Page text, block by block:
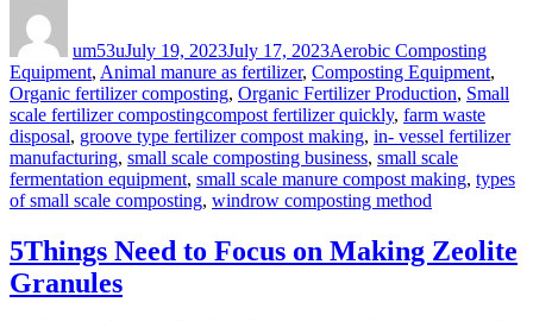
um53uJuly 19, 2023July 17, 2023Aerobic Composting
Equipment, Animal manure as fertilizer, Composting Equipment,
Organic fertilizer composting, Organic Fertilizer Production, Small
scale fertilizer compostingTags
compost fertilizer quickly, farm waste
disposal, groove type fertilizer compost making, in- vessel fertilizer
manufacturing, small scale composting business, small scale
fermentation equipment, small scale manure compost making, types
of small scale composting, windrow composting method
5Things Need to Focus on Making Zeolite
Granules